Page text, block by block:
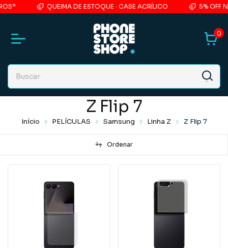
QUEIMA DE ESTOQUE · CASE ACRÍLICO 5% OFF
0
Z Flip 7
Início PELÍCULAS Samsung Linha Z Z Flip 7
Ordenar